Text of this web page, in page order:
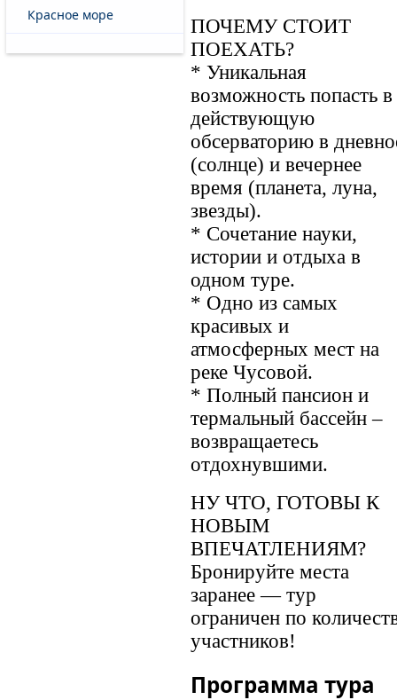
Красное море
ПОЧЕМУ СТОИТ
ПОЕХАТЬ?
* Уникальная
возможность попасть в
действующую
обсерваторию в
(солнце) и вечернее
время (планета, луна,
звезды).
* Сочетание науки,
истории и отдыха в
одном туре.
* Одно из самых
красивых и
атмосферных мест на
реке Чусовой.
* Полный пансион и
термальный бассейн –
возвращаетесь
отдохнувшими.
НУ ЧТО, ГОТОВЫ К
НОВЫМ
ВПЕЧАТЛЕНИЯМ?
Бронируйте места
заранее — тур
ограничен по
участников!
Программа тура